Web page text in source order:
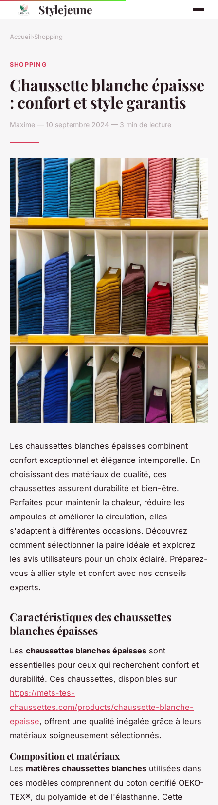
Stylejeune
Accueil›Shopping
SHOPPING
Chaussette blanche épaisse
: confort et style garantis
Maxime — 10 septembre 2024 — 3 min de lecture
Les chaussettes blanches épaisses combinent
confort exceptionnel et élégance intemporelle. En
choisissant des matériaux de qualité, ces
chaussettes assurent durabilité et bien-être.
Parfaites pour maintenir la chaleur, réduire les
ampoules et améliorer la circulation, elles
s'adaptent à différentes occasions. Découvrez
comment sélectionner la paire idéale et explorez
les avis utilisateurs pour un choix éclairé. Préparez-
vous à allier style et confort avec nos conseils
experts.
Caractéristiques des chaussettes
blanches épaisses
Les chaussettes blanches épaisses sont
essentielles pour ceux qui recherchent confort et
durabilité. Ces chaussettes, disponibles sur
https://mets-tes-
chaussettes.com/products/chaussette-blanche-
epaisse, offrent une qualité inégalée grâce à leurs
matériaux soigneusement sélectionnés.
Composition et matériaux
Les matières chaussettes blanches utilisées dans
ces modèles comprennent du coton certifié OEKO-
TEX®, du polyamide et de l'élasthanne. Cette